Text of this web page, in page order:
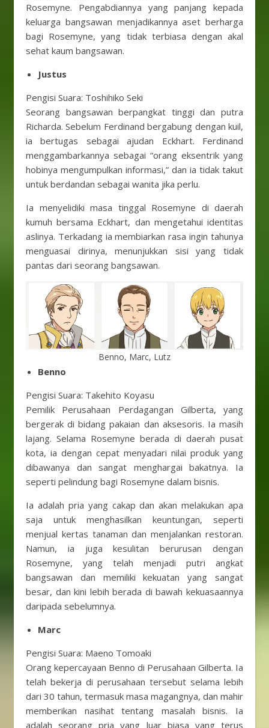
Rosemyne. Pengabdiannya yang panjang kepada
keluarga bangsawan menjadikannya aset berharga
bagi Rosemyne, yang tidak terbiasa dengan akal
sehat kaum bangsawan.
Justus
Pengisi Suara: Toshihiko Seki
Seorang bangsawan berpangkat tinggi dan putra
Richarda. Sebelum Ferdinand bergabung dengan kuil,
ia bertugas sebagai ajudan Eckhart. Ferdinand
menggambarkannya sebagai “orang eksentrik yang
hobinya mengumpulkan informasi,” dan ia tidak takut
untuk berdandan sebagai wanita jika perlu.
Ia menyelidiki masa tinggal Rosemyne ​​di daerah
kumuh bersama Eckhart, dan mengetahui identitas
aslinya. Terkadang ia membiarkan rasa ingin tahunya
menguasai dirinya, menunjukkan sisi yang tidak
pantas dari seorang bangsawan.
Benno, Marc, Lutz
Benno
Pengisi Suara: Takehito Koyasu
Pemilik Perusahaan Perdagangan Gilberta, yang
bergerak di bidang pakaian dan aksesoris. Ia masih
lajang. Selama Rosemyne ​​berada di daerah pusat
kota, ia dengan cepat menyadari nilai produk yang
dibawanya dan sangat menghargai bakatnya. Ia
seperti pelindung bagi Rosemyne ​​dalam bisnis.
Ia adalah pria yang cakap dan akan melakukan apa
saja untuk menghasilkan keuntungan, seperti
menjual kertas tanaman dan menjalankan restoran.
Namun, ia juga kesulitan berurusan dengan
Rosemyne, yang telah menjadi putri angkat
bangsawan dan memiliki kekuatan yang sangat
besar, dan kini lebih berada di bawah kekuasaannya
daripada sebelumnya.
Marc
Pengisi Suara: Maeno Tomoaki
Orang kepercayaan Benno di Perusahaan Gilberta. Ia
telah bekerja di perusahaan tersebut selama lebih
dari 30 tahun, termasuk masa magangnya, dan mahir
memberikan nasihat tentang masalah bisnis. Ia
adalah seorang pria yang luar biasa yang terus